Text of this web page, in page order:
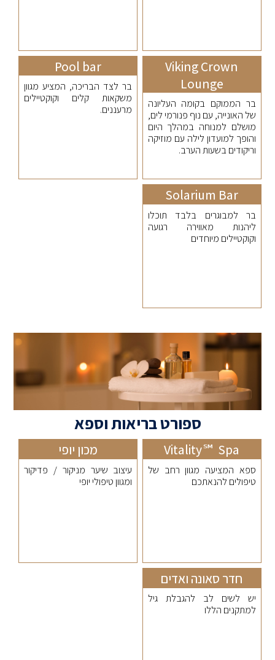
Viking Crown
Lounge
בר הממוקם בקומה העליונה
של האונייה, עם נוף פנורמי לים,
מושלם למנוחה במהלך היום
והופך למועדון לילה עם מוזיקה
וריקודים בשעות הערב.
Pool bar
בר לצד הבריכה, המציע מגוון
משקאות קלים וקוקטיילים
מרעננים.
Solarium Bar
בר למבוגרים בלבד תוכלו
ליהנות מאווירה רגועה
וקוקטיילים מיוחדים
ספורט בריאות וספא
Vitality℠ Spa
ספא המציעה מגוון רחב של
טיפולים להנאתכם
מכון יופי
עיצוב שיער מניקור / פדיקור
ומגוון טיפולי יופי
חדר סאונה ואדים
יש לשים לב להגבלת גיל
למתקנים הללו